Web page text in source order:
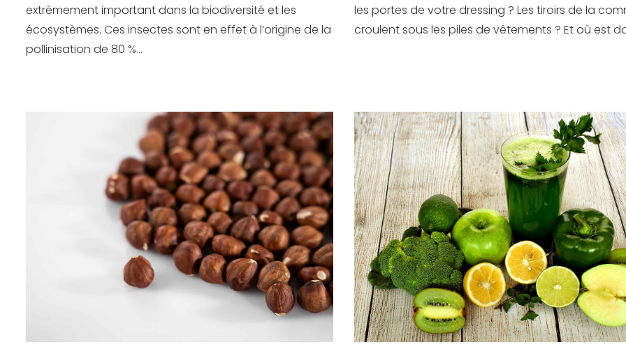
extrêmement important dans la biodiversité et les
écosystèmes. Ces insectes sont en effet à l’origine de la
pollinisation de 80 %...
les portes de votre dressing ? Les tiroirs de la
croulent sous les piles de vêtements ? Et où est